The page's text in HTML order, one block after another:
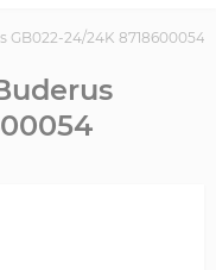
GB022-24/24K 8718600054